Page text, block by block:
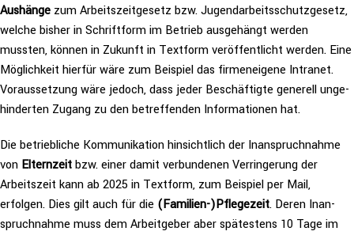
Aushänge zum Arbeits­zeit­ge­setz bzw. Jugend­ar­beits­schutz­ge­setz,
welche bisher in Schrift­form im Betrieb aus­ge­hängt werden
mussten, können in Zukunft in Textform ver­öf­fent­licht werden. Eine
Mög­lich­keit hierfür wäre zum Beispiel das fir­men­ei­ge­ne Intranet.
Vor­aus­set­zung wäre jedoch, dass jeder Beschäf­tig­te generell unge­
hin­der­ten Zugang zu den betref­fen­den Infor­ma­tio­nen hat.
Die betrieb­li­che Kom­mu­ni­ka­ti­on hin­sicht­lich der Inan­spruch­nah­me
von Eltern­zeitbzw. einer damit ver­bun­de­nen Ver­rin­ge­rung der
Arbeits­zeit kann ab 2025 in Textform, zum Beispiel per Mail,
erfolgen. Dies gilt auch für die (Familien-)Pflegezeit. Deren Inan­
spruch­nah­me muss dem Arbeit­ge­ber aber spä­tes­tens 10 Tage im